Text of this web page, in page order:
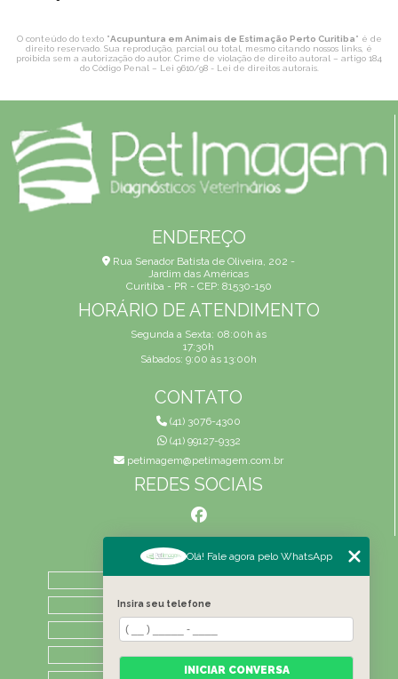
O conteúdo do texto "Acupuntura em Animais de Estimação Perto Curitiba" é de
direito reservado. Sua reprodução, parcial ou total, mesmo citando nossos links, é
proibida sem a autorização do autor. Crime de violação de direito autoral – artigo 184
do Código Penal – Lei 9610/98 - Lei de direitos autorais.
ENDEREÇO
Rua Senador Batista de Oliveira, 202 -
Jardim das Américas
Curitiba - PR - CEP: 81530-150
HORÁRIO DE ATENDIMENTO
Segunda a Sexta: 08:00h às
17:30h
Sábados: 9:00 às 13:00h
CONTATO
(41) 3076-4300
(41) 99127-9332
petimagem@petimagem.com.br
REDES SOCIAIS
MENU
HOME
QUEM SOMOS
ATIVIDADES
CONTATO
Olá! Fale agora pelo WhatsApp
Insira seu telefone
INICIAR CONVERSA